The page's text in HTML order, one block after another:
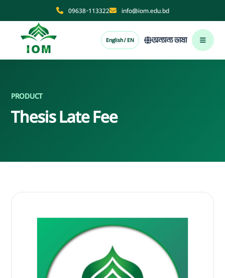
09638-113322 info@iom.edu.bd
English / EN অন্যান্য ভাষা
PRODUCT
Thesis Late Fee